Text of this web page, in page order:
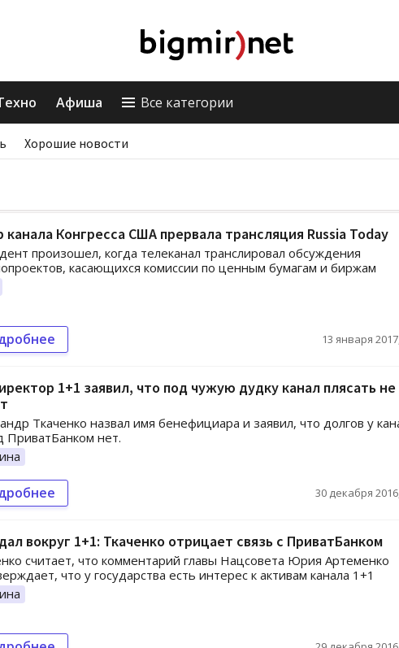
Афиша Все категории
Хорошие новости
Конгресса США прервала трансляция Russia Today
произошел, когда телеканал транслировал обсуждения
касающихся комиссии по ценным бумагам и биржам
13 января
1+1 заявил, что под чужую дудку канал плясать не
Ткаченко назвал имя бенефициара и заявил, что долгов у
ПриватБанком нет.
30 декабря
вокруг 1+1: Ткаченко отрицает связь с ПриватБанком
считает, что комментарий главы Нацсовета Юрия Артеменко
что у государства есть интерес к активам канала 1+1